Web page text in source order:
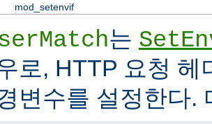
mod_setenvif
는
로, HTTP 요청
변수를 설정한다.